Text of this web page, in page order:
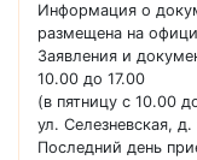
Информация о
размещена на
Заявления и
10.00 до 17.00
(в пятницу с 10.00
ул. Селезневская, д.
Последний день